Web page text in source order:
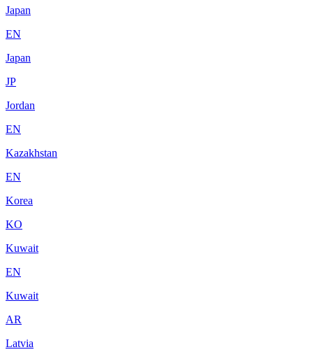
Japan
EN
Japan
JP
Jordan
EN
Kazakhstan
EN
Korea
KO
Kuwait
EN
Kuwait
AR
Latvia